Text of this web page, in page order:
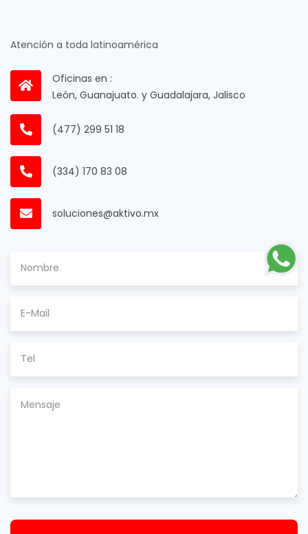
Atención a toda latinoamérica
Oficinas en :
León, Guanajuato. y Guadalajara, Jalisco
(477) 299 51 18
(334) 170 83 08
soluciones@aktivo.mx